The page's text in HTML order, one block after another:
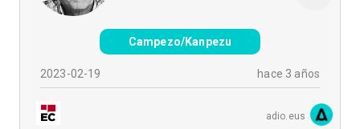
Campezo/Kanpezu
2023-02-19 hace 3 años
adio.eus